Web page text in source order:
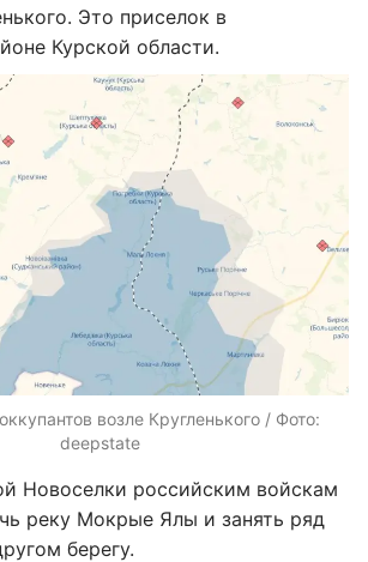
Это приселок в
Курской области.
возле Кругленького / Фото:
deepstate
Новоселки российским войскам
реку Мокрые Ялы и занять ряд
берегу.